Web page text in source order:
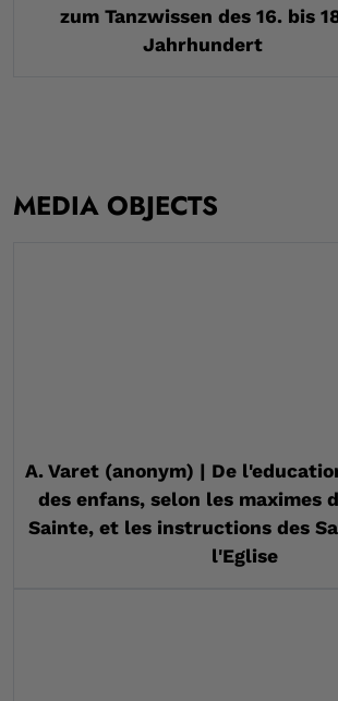
zum Tanzwissen des 16. bis
Jahrhundert
MEDIA OBJECTS
A. Varet (anonym) | De
des enfans, selon les maximes
Sainte, et les instructions des
l'Eglise